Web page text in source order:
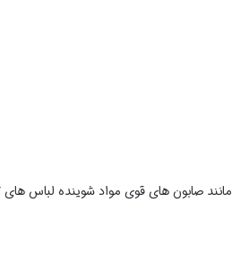
مانند صابون های قوی مواد شوینده لباس